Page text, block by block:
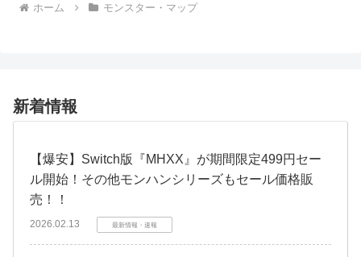
ホーム モンスター・マップ
新着情報
【爆安】Switch版『MHXX』が期間限定499円セー
ル開始！その他モンハンシリーズもセール価格販
売！！
2026.02.13 最新情報・速報